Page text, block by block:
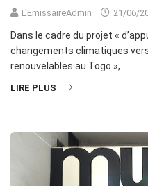
L'EmissaireAdmin 21/06/
Dans le cadre du projet «
changements climatiques
renouvelables au Togo »,
LIRE PLUS